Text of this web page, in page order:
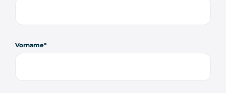
Vorname